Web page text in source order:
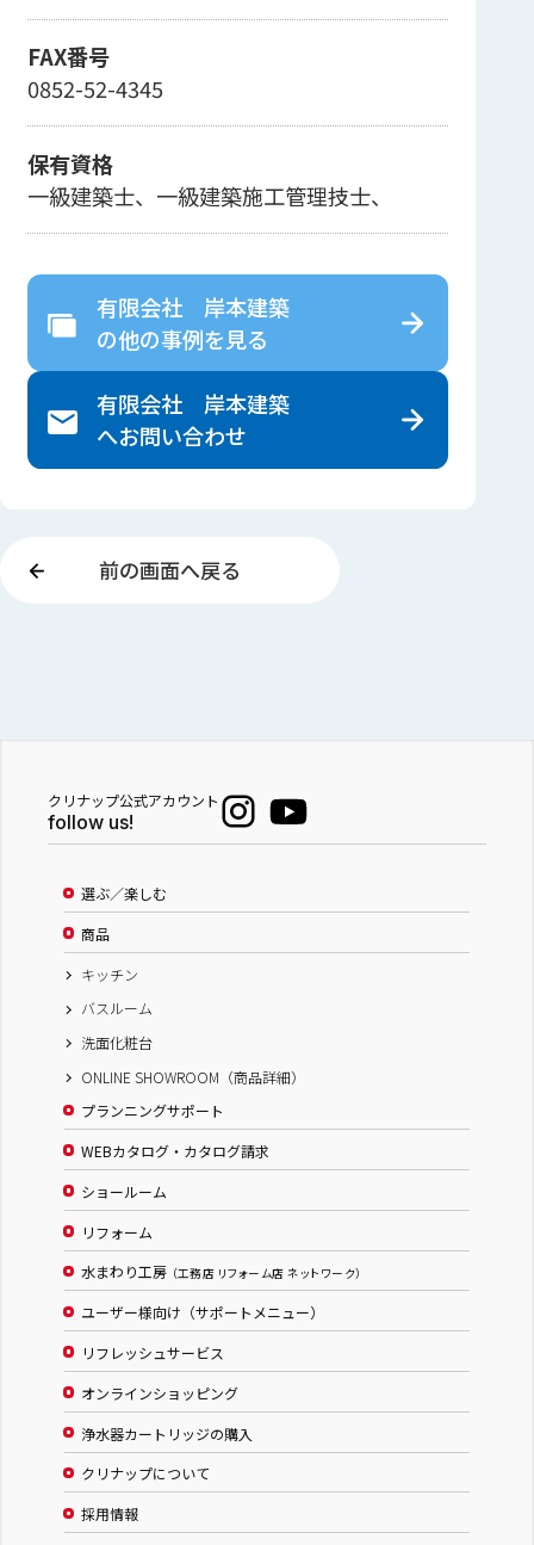
FAX番号
0852-52-4345
保有資格
一級建築士、一級建築施工管理技士、
有限会社 岸本建築
の他の事例を見る
有限会社 岸本建築
へお問い合わせ
前の画面へ戻る
クリナップ公式アカウント
follow us!
選ぶ／楽しむ
商品
キッチン
バスルーム
洗面化粧台
ONLINE SHOWROOM（商品詳細）
プランニングサポート
WEBカタログ・カタログ請求
ショールーム
リフォーム
水まわり工房 （工務店 リフォーム店 ネットワーク）
ユーザー様向け（サポートメニュー）
リフレッシュサービス
オンラインショッピング
浄水器カートリッジの購入
クリナップについて
採用情報